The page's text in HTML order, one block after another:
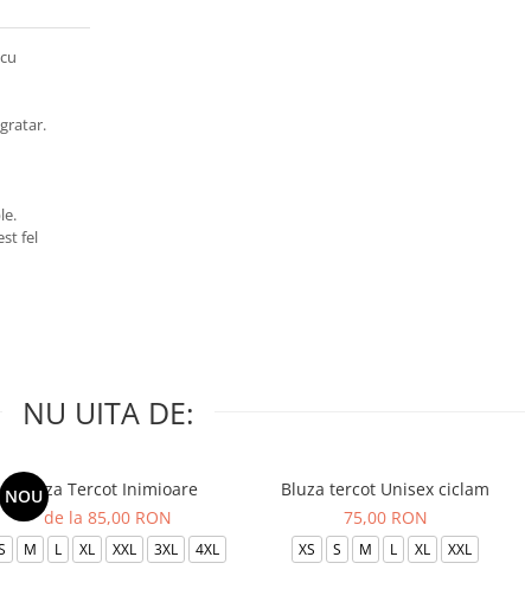
fel
NU UITA DE:
NOU
Bluza Tercot Inimioare
de la 85,00 RON
M L XL XXL 3XL 4XL
Bluza tercot Unisex ciclam
75,00 RON
XS S M L XL XXL